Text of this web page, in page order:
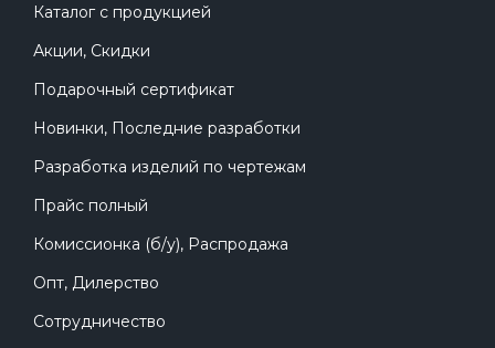
Каталог с продукцией
Акции, Скидки
Подарочный сертификат
Новинки, Последние разработки
Разработка изделий по чертежам
Прайс полный
Комиссионка (б/у), Распродажа
Опт, Дилерство
Сотрудничество